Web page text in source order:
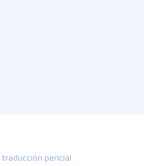
traducción pericial